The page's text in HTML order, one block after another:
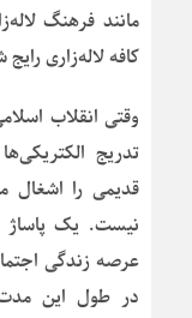
مانند فرهنگ
کافه لاله‌زاری
وقتی انقلاب
تدریج
قدیمی را اشغال
نیست. یک پاساژ
عرصه زندگی
در طول این مدت